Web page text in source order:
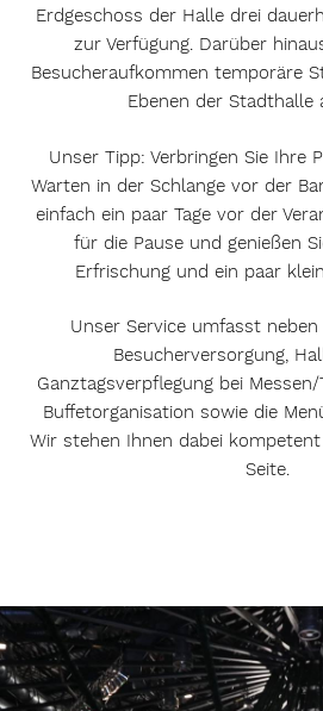
CATERING IN DER
Erdgeschoss der Halle drei
zur Verfügung. Darüber
Besucheraufkommen temporäre
Ebenen der Stadthalle
Unser Tipp: Verbringen Sie Ihre
Warten in der Schlange vor der
einfach ein paar Tage vor der
für die Pause und genießen
Erfrischung und ein paar
Unser Service umfasst
Besucherversorgung,
Ganztagsverpflegung bei Messen/
Buffetorganisation sowie die
Wir stehen Ihnen dabei
Seite.